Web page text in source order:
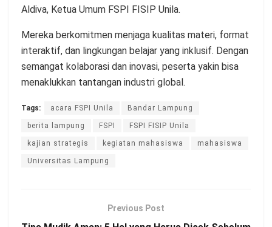
Aldiva, Ketua Umum FSPI FISIP Unila.
Mereka berkomitmen menjaga kualitas materi, format
interaktif, dan lingkungan belajar yang inklusif. Dengan
semangat kolaborasi dan inovasi, peserta yakin bisa
menaklukkan tantangan industri global.
Tags: acara FSPI Unila Bandar Lampung
berita lampung FSPI FSPI FISIP Unila
kajian strategis kegiatan mahasiswa mahasiswa
Universitas Lampung
Previous Post